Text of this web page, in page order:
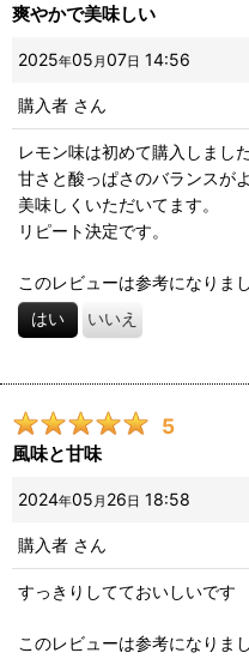
爽やかで美味しい
2025年05 月07日 14:56
購入者 さん
レモン味は初めて購入しました
甘さと酸っぱさのバランスが
美味しくいただいてます。
リピート決定です。
このレビューは参考になりま
はい いいえ
5
風味と甘味
2024年05 月 26日 18:58
購入者 さん
すっきりしてておいしいです
このレビューは参考になりま